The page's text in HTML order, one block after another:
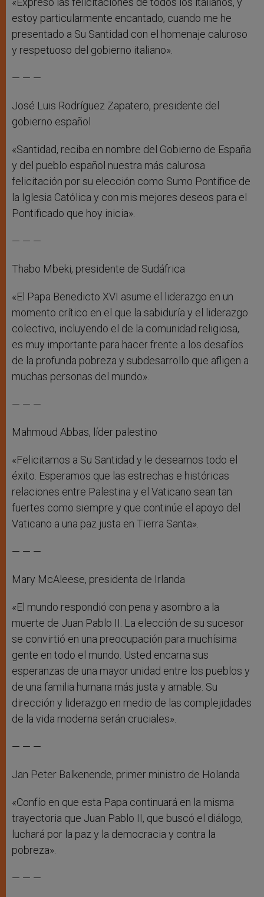
estoy particularmente encantado, cuando me he
presentado a Su Santidad con el homenaje caluroso
y respetuoso del gobierno italiano».
— — —
José Luis Rodríguez Zapatero, presidente del
gobierno español
«Santidad, reciba en nombre del Gobierno de España
y del pueblo español nuestra más calurosa
felicitación por su elección como Sumo Pontífice de
la Iglesia Católica y con mis mejores deseos para el
Pontificado que hoy inicia».
— — —
Thabo Mbeki, presidente de Sudáfrica
«El Papa Benedicto XVI asume el liderazgo en un
momento crítico en el que la sabiduría y el liderazgo
colectivo, incluyendo el de la comunidad religiosa,
es muy importante para hacer frente a los desafíos
de la profunda pobreza y subdesarrollo que afligen a
muchas personas del mundo».
— — —
Mahmoud Abbas, líder palestino
«Felicitamos a Su Santidad y le deseamos todo el
éxito. Esperamos que las estrechas e históricas
relaciones entre Palestina y el Vaticano sean tan
fuertes como siempre y que continúe el apoyo del
Vaticano a una paz justa en Tierra Santa».
— — —
Mary McAleese, presidenta de Irlanda
«El mundo respondió con pena y asombro a la
muerte de Juan Pablo II. La elección de su sucesor
se convirtió en una preocupación para muchísima
gente en todo el mundo. Usted encarna sus
esperanzas de una mayor unidad entre los pueblos y
de una familia humana más justa y amable. Su
dirección y liderazgo en medio de las complejidades
de la vida moderna serán cruciales».
— — —
Jan Peter Balkenende, primer ministro de Holanda
«Confío en que esta Papa continuará en la misma
trayectoria que Juan Pablo II, que buscó el diálogo,
luchará por la paz y la democracia y contra la
pobreza».
— — —